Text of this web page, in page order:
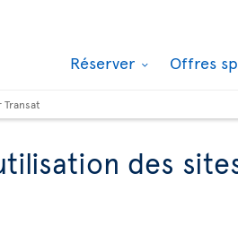
Réserver Offres
des